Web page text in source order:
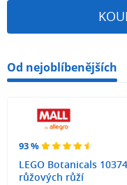
Od nejoblíbenějších
93 %
LEGO Botanicals
růžových růží